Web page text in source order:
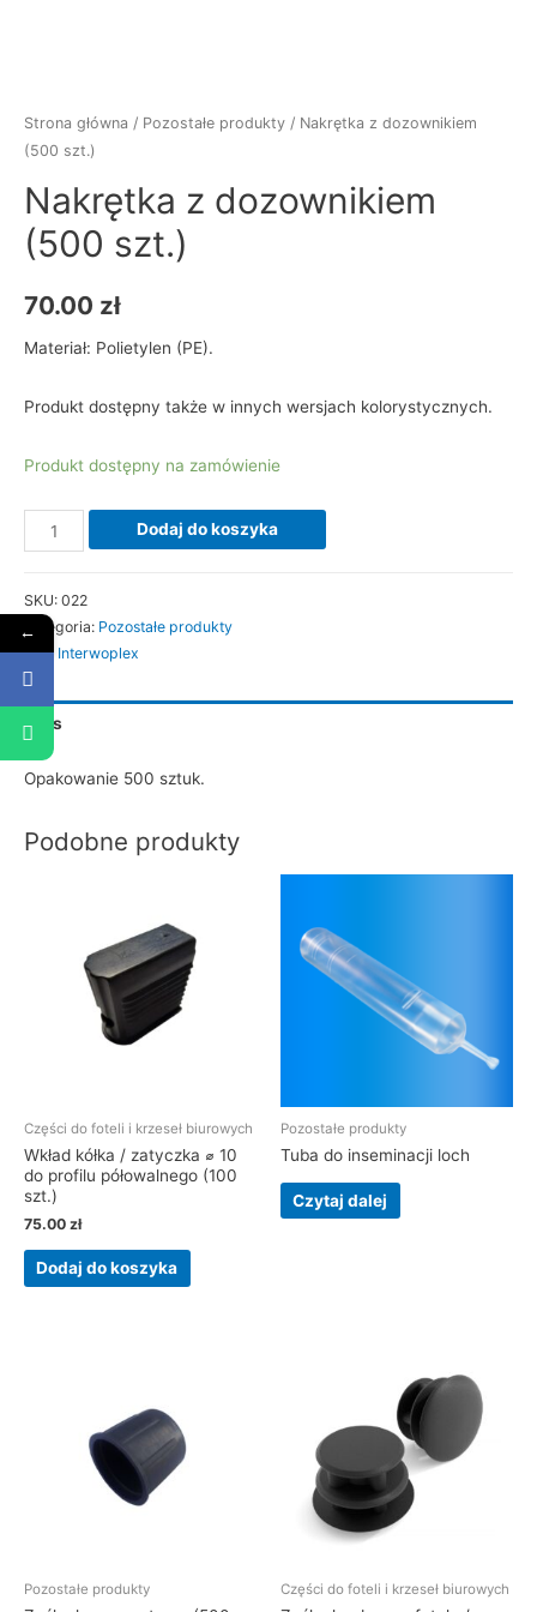
Strona główna / Pozostałe produkty / Nakrętka z dozownikiem
(500 szt.)
Nakrętka z dozownikiem
(500 szt.)
70.00 zł
Materiał: Polietylen (PE).
Produkt dostępny także w innych wersjach kolorystycznych.
Produkt dostępny na zamówienie
ilość
Nakrętka
dozownikiem
(500
szt.)
Dodaj do koszyka
SKU: 022
Kategoria: Pozostałe produkty
Tag: Interwoplex
Opis
Opakowanie 500 sztuk.
Podobne produkty
Części do foteli i krzeseł biurowych
Wkład kółka / zatyczka ⌀ 10
do profilu półowalnego (100
szt.)
75.00 zł
Dodaj do koszyka
Pozostałe produkty
Tuba do inseminacji loch
Czytaj dalej
Pozostałe produkty Części do foteli i krzeseł biurowych
←